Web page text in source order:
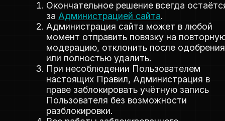
Окончательное решение всегда
за Администрацией сайта.
Администрация сайта может в любой
момент отправить повязку на
модерацию, отклонить после одобрения
или полностью удалить.
При несоблюдении Пользователем
настоящих Правил, Администрация в
праве заблокировать учётную запись
Пользователя без возможности
разблокировки.